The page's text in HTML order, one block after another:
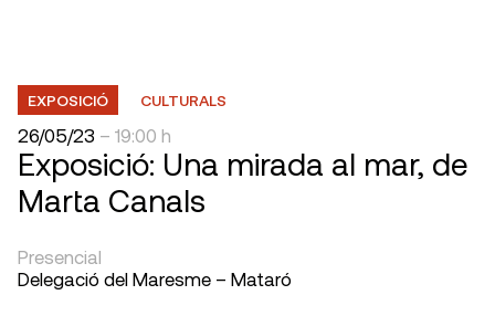
EXPOSICIÓ CULTURALS
26/05/23 – 19:00 h
Exposició: Una mirada al mar, de
Marta Canals
Presencial
Delegació del Maresme – Mataró